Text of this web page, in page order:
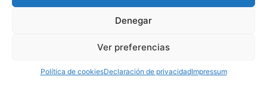
Denegar
Ver preferencias
Política de cookiesDeclaración de privacidadImpressum
derechos reservados